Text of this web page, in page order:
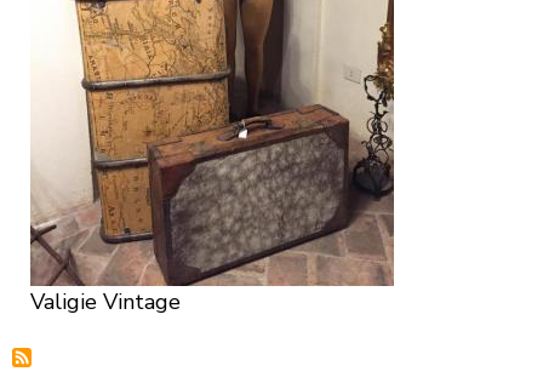
Valigie Vintage